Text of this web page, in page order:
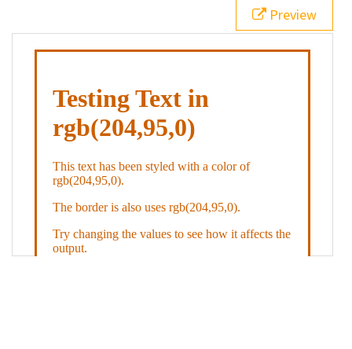
bottom ,
white, rgb(204,95,0));
div class="textColor borderColor"
< h1>Testing Text in rgb(204,95,0)
Preview